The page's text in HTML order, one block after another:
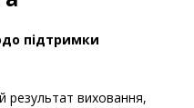
підтримки
результат виховання,